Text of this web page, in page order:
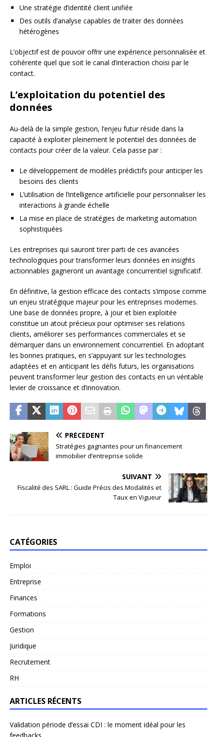
Une stratégie d’identité client unifiée
Des outils d’analyse capables de traiter des données
hétérogènes
L’objectif est de pouvoir offrir une expérience personnalisée et
cohérente quel que soit le canal d’interaction choisi par le
contact.
L’exploitation du potentiel des
données
Au-delà de la simple gestion, l’enjeu futur réside dans la
capacité à exploiter pleinement le potentiel des données de
contacts pour créer de la valeur. Cela passe par :
Le développement de modèles prédictifs pour anticiper les
besoins des clients
L’utilisation de l’intelligence artificielle pour personnaliser les
interactions à grande échelle
La mise en place de stratégies de marketing automation
sophistiquées
Les entreprises qui sauront tirer parti de ces avancées
technologiques pour transformer leurs données en insights
actionnables gagneront un avantage concurrentiel significatif.
En définitive, la gestion efficace des contacts s’impose comme
un enjeu stratégique majeur pour les entreprises modernes.
Une base de données propre, à jour et bien exploitée
constitue un atout précieux pour optimiser ses relations
clients, améliorer ses performances commerciales et se
démarquer dans un environnement concurrentiel. En adoptant
les bonnes pratiques, en s’appuyant sur les technologies
adaptées et en anticipant les défis futurs, les organisations
peuvent transformer leur gestion des contacts en un véritable
levier de croissance et d’innovation.
PRÉCÉDENT
Stratégies gagnantes pour un financement
immobilier d’entreprise solide
SUIVANT
Fiscalité des SARL : Guide Précis des Modalités et
Taux en Vigueur
CATÉGORIES
Emploi
Entreprise
Finances
Formations
Gestion
Juridique
Recrutement
RH
ARTICLES RÉCENTS
Validation période d’essai CDI : le moment idéal pour les